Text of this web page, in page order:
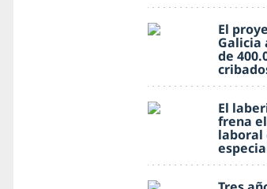
El
Galicia
de
El
frena
laboral